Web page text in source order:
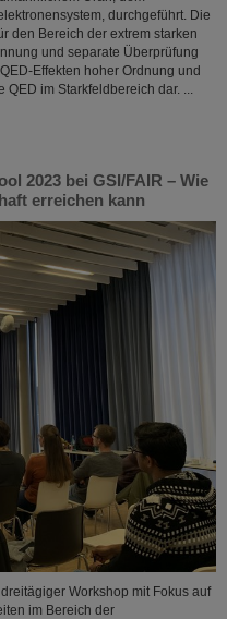
durchgeführt. Die
den Bereich der extrem starken
und separate Überprüfung
Effekten hoher Ordnung und
im Starkfeldbereich dar. ...
2023 bei GSI/FAIR – Wie
erreichen kann
Workshop mit Fokus auf
im Bereich der